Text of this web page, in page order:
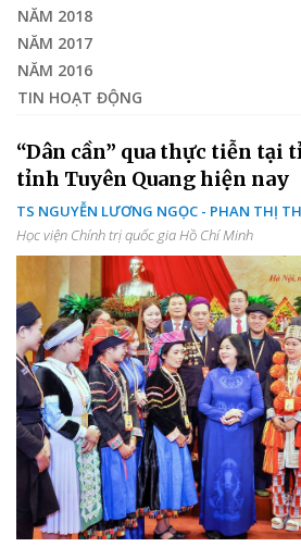
NĂM 2018
NĂM 2017
NĂM 2016
TIN HOẠT ĐỘNG
“Dân cần” qua thực tiễn tại
tỉnh Tuyên Quang hiện nay
TS NGUYỄN LƯƠNG NGỌC - PHAN THỊ
Học viện Chính trị quốc gia Hồ Chí Minh